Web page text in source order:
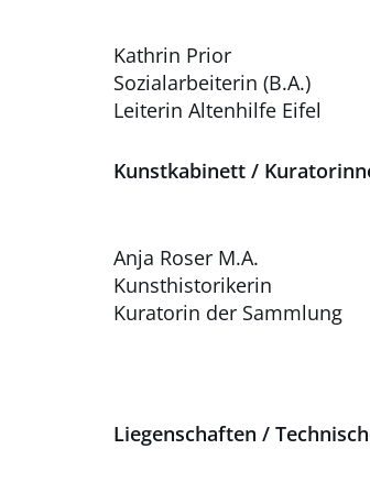
Kathrin Prior
Sozialarbeiterin (B.A.)
Leiterin Altenhilfe Eifel
Kunstkabinett /
Anja Roser M.A.
Kunsthistorikerin
Kuratorin der Sammlung
Liegenschaften /